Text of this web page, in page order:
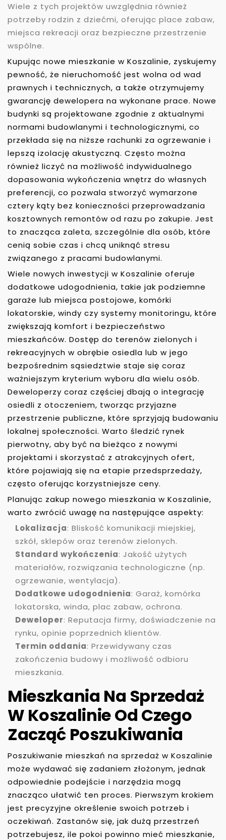
Wiele z tych projektów uwzględnia również
potrzeby rodzin z dziećmi, oferując place zabaw,
miejsca rekreacji oraz bezpieczne przestrzenie
wspólne.
Kupując nowe mieszkanie w Koszalinie, zyskujemy
pewność, że nieruchomość jest wolna od wad
prawnych i technicznych, a także otrzymujemy
gwarancję dewelopera na wykonane prace. Nowe
budynki są projektowane zgodnie z aktualnymi
normami budowlanymi i technologicznymi, co
przekłada się na niższe rachunki za ogrzewanie i
lepszą izolację akustyczną. Często można
również liczyć na możliwość indywidualnego
dopasowania wykończenia wnętrz do własnych
preferencji, co pozwala stworzyć wymarzone
cztery kąty bez konieczności przeprowadzania
kosztownych remontów od razu po zakupie. Jest
to znacząca zaleta, szczególnie dla osób, które
cenią sobie czas i chcą uniknąć stresu
związanego z pracami budowlanymi.
Wiele nowych inwestycji w Koszalinie oferuje
dodatkowe udogodnienia, takie jak podziemne
garaże lub miejsca postojowe, komórki
lokatorskie, windy czy systemy monitoringu, które
zwiększają komfort i bezpieczeństwo
mieszkańców. Dostęp do terenów zielonych i
rekreacyjnych w obrębie osiedla lub w jego
bezpośrednim sąsiedztwie staje się coraz
ważniejszym kryterium wyboru dla wielu osób.
Deweloperzy coraz częściej dbają o integrację
osiedli z otoczeniem, tworząc przyjazne
przestrzenie publiczne, które sprzyjają budowaniu
lokalnej społeczności. Warto śledzić rynek
pierwotny, aby być na bieżąco z nowymi
projektami i skorzystać z atrakcyjnych ofert,
które pojawiają się na etapie przedsprzedaży,
często oferując korzystniejsze ceny.
Planując zakup nowego mieszkania w Koszalinie,
warto zwrócić uwagę na następujące aspekty:
Lokalizacja: Bliskość komunikacji miejskiej,
szkół, sklepów oraz terenów zielonych.
Standard wykończenia: Jakość użytych
materiałów, rozwiązania technologiczne (np.
ogrzewanie, wentylacja).
Dodatkowe udogodnienia: Garaż, komórka
lokatorska, winda, plac zabaw, ochrona.
Deweloper: Reputacja firmy, doświadczenie na
rynku, opinie poprzednich klientów.
Termin oddania: Przewidywany czas
zakończenia budowy i możliwość odbioru
mieszkania.
Mieszkania Na Sprzedaż
W Koszalinie Od Czego
Zacząć Poszukiwania
Poszukiwanie mieszkań na sprzedaż w Koszalinie
może wydawać się zadaniem złożonym, jednak
odpowiednie podejście i narzędzia mogą
znacząco ułatwić ten proces. Pierwszym krokiem
jest precyzyjne określenie swoich potrzeb i
oczekiwań. Zastanów się, jak dużą przestrzeń
potrzebujesz, ile pokoi powinno mieć mieszkanie,